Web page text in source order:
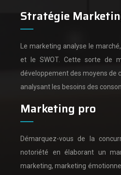
Stratégie
Le marketing analyse le
et le SWOT. Cette sorte de
développement des moyens de
analysant les besoins des
Marketing pro
Démarquez-vous de la
notoriété en élaborant un
marketing, marketing